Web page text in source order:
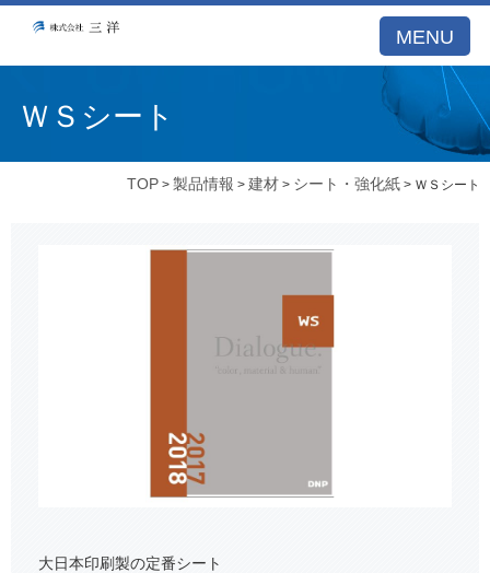
MENU
ＷＳシート
TOP >製品情報 > 建材 > シート・強化紙 > ＷＳシート
大日本印刷製の定番シート